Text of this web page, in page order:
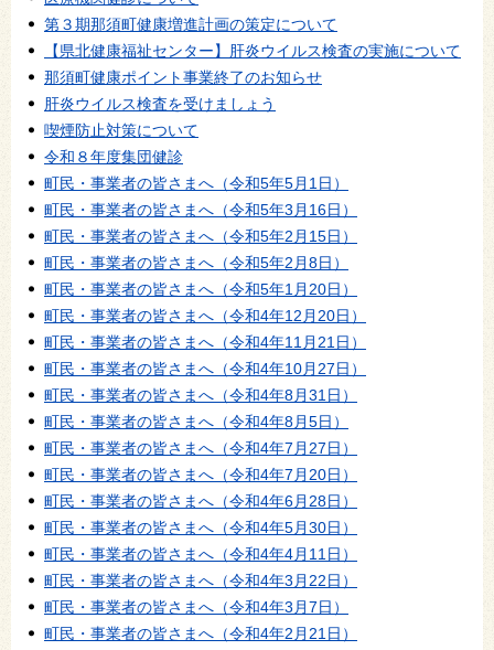
第３期那須町健康増進計画の策定について
【県北健康福祉センター】肝炎ウイルス検査の実施について
那須町健康ポイント事業終了のお知らせ
肝炎ウイルス検査を受けましょう
喫煙防止対策について
令和８年度集団健診
町民・事業者の皆さまへ（令和5年5月1日）
町民・事業者の皆さまへ（令和5年3月16日）
町民・事業者の皆さまへ（令和5年2月15日）
町民・事業者の皆さまへ（令和5年2月8日）
町民・事業者の皆さまへ（令和5年1月20日）
町民・事業者の皆さまへ（令和4年12月20日）
町民・事業者の皆さまへ（令和4年11月21日）
町民・事業者の皆さまへ（令和4年10月27日）
町民・事業者の皆さまへ（令和4年8月31日）
町民・事業者の皆さまへ（令和4年8月5日）
町民・事業者の皆さまへ（令和4年7月27日）
町民・事業者の皆さまへ（令和4年7月20日）
町民・事業者の皆さまへ（令和4年6月28日）
町民・事業者の皆さまへ（令和4年5月30日）
町民・事業者の皆さまへ（令和4年4月11日）
町民・事業者の皆さまへ（令和4年3月22日）
町民・事業者の皆さまへ（令和4年3月7日）
町民・事業者の皆さまへ（令和4年2月21日）